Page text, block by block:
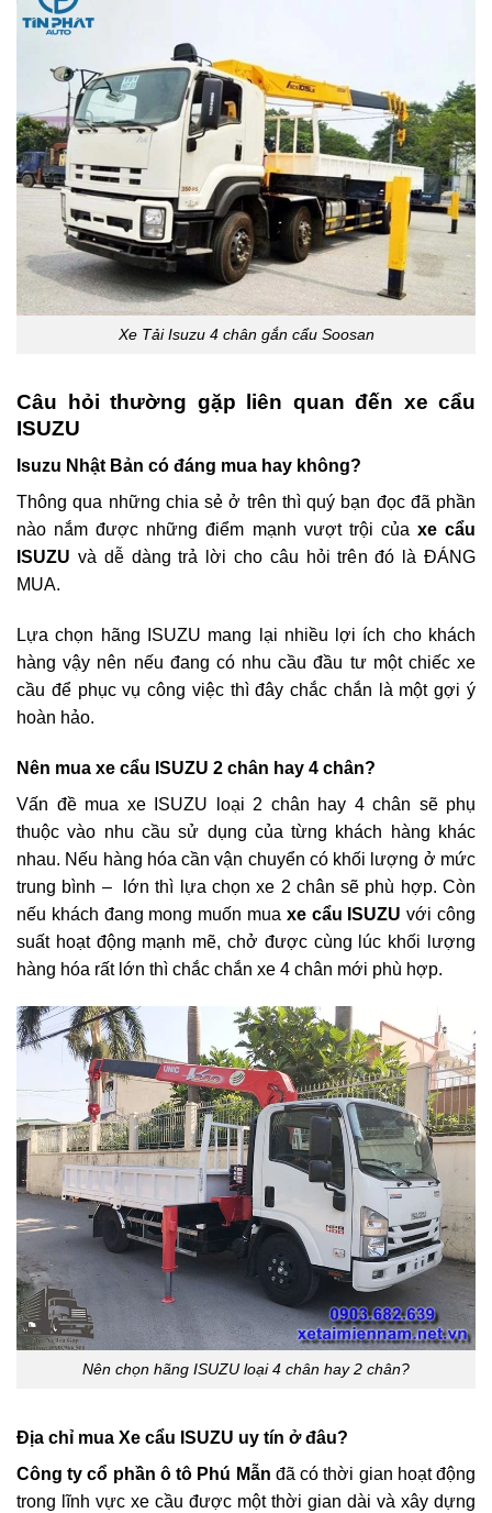
Xe Tải Isuzu 4 chân gắn cẩu Soosan
Câu hỏi thường gặp liên quan đến xe cẩu
ISUZU
Isuzu Nhật Bản có đáng mua hay không?
Thông qua những chia sẻ ở trên thì quý bạn đọc đã phần
nào nắm được những điểm mạnh vượt trội của xe cẩu
ISUZU và dễ dàng trả lời cho câu hỏi trên đó là ĐÁNG
MUA.
Lựa chọn hãng ISUZU mang lại nhiều lợi ích cho khách
hàng vậy nên nếu đang có nhu cầu đầu tư một chiếc xe
cầu để phục vụ công việc thì đây chắc chắn là một gợi ý
hoàn hảo.
Nên mua xe cẩu ISUZU 2 chân hay 4 chân?
Vấn đề mua xe ISUZU loại 2 chân hay 4 chân sẽ phụ
thuộc vào nhu cầu sử dụng của từng khách hàng khác
nhau. Nếu hàng hóa cần vận chuyển có khối lượng ở mức
trung bình – lớn thì lựa chọn xe 2 chân sẽ phù hợp. Còn
nếu khách đang mong muốn mua xe cẩu ISUZU với công
suất hoạt động mạnh mẽ, chở được cùng lúc khối lượng
hàng hóa rất lớn thì chắc chắn xe 4 chân mới phù hợp.
Nên chọn hãng ISUZU loại 4 chân hay 2 chân?
Địa chỉ mua Xe cẩu ISUZU uy tín ở đâu?
Công ty cổ phần ô tô Phú Mẫn đã có thời gian hoạt động
trong lĩnh vực xe cầu được một thời gian dài và xây dựng